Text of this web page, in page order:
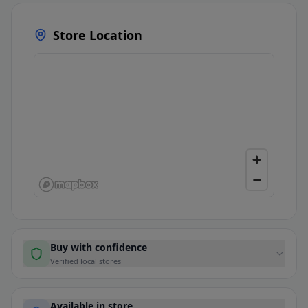
Store Location
Buy with confidence
Verified local stores